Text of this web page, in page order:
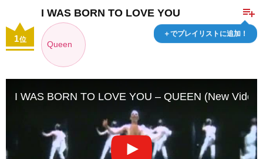
playlist_add
＋でプレイリストに追加！
I WAS BORN TO LOVE YOU
Queen
1位
I WAS BORN TO LOVE YOU – QUEEN (New Video)